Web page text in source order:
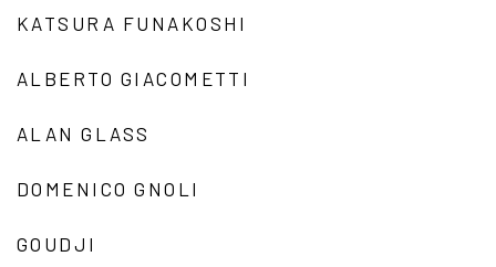
KATSURA FUNAKOSHI
ALBERTO GIACOMETTI
ALAN GLASS
DOMENICO GNOLI
GOUDJI